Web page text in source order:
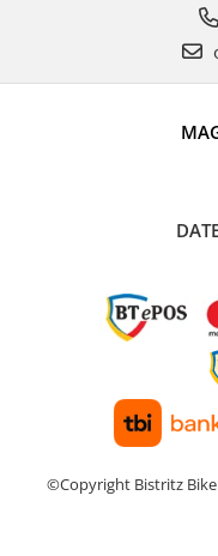
©Copyright Bistritz Bike